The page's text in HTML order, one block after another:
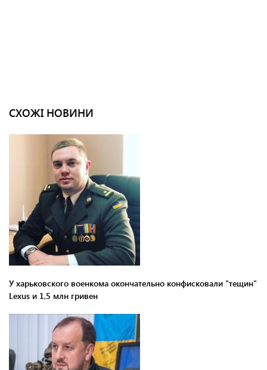
СХОЖІ НОВИНИ
У харьковского военкома окончательно конфисковали "тещин"
Lexus и 1,5 млн гривен